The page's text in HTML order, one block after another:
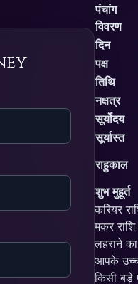
पंचांग
विवरण
दिन
पक्ष
तिथि
नक्षत्र
सूर्योदय
सूर्यास्त
राहुकाल
शुभ मुहूर्त
करियर
मकर
लहराने
आपके उच्च
किसी बड़े